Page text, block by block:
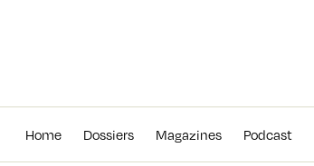
Home Dossiers Magazines Podcast